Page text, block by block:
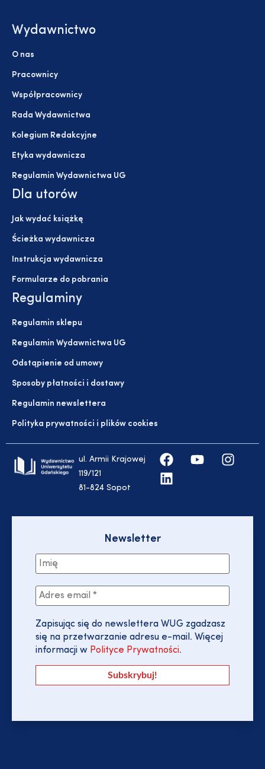
Wydawnictwo
O nas
Pracownicy
Współpracownicy
Rada Wydawnictwa
Kolegium Redakcyjne
Etyka wydawnicza
Regulamin Wydawnictwa UG
Dla utorów
Jak wydać książkę
Ścieżka wydawnicza
Instrukcja wydawnicza
Formularze do pobrania
Regulaminy
Regulamin sklepu
Regulamin Wydawnictwa UG
Odstąpienie od umowy
Sposoby płatności i dostawy
Regulamin newslettera
Polityka prywatności i plików cookies
ul. Armii Krajowej
119/121
81-824 Sopot
Newsletter
Zapisując się do newslettera WUG zgadzasz
się na przetwarzanie adresu e-mail. Więcej
informacji w Polityce Prywatności.